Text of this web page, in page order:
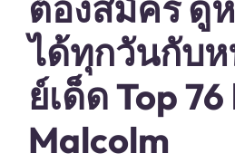
ต้องสมัคร ดู
ได้ทุกวันกับห
ย์เด็ด Top 76
Malcolm